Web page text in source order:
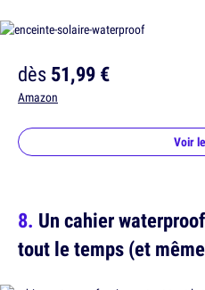
dès51,99 €
Amazon
Voir
Un cahier
tout le temps (et